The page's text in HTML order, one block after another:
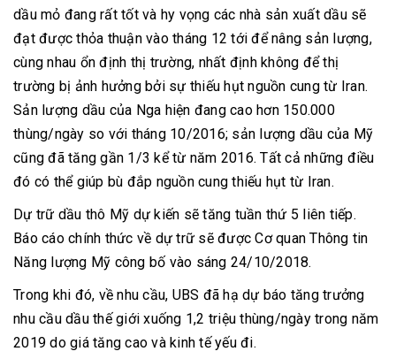
dầu mỏ đang rất tốt và hy vọng các nhà sản xuất dầu sẽ
đạt được thỏa thuận vào tháng 12 tới để nâng sản lượng,
cùng nhau ổn định thị trường, nhất định không để thị
trường bị ảnh hưởng bởi sự thiếu hụt nguồn cung từ Iran.
Sản lượng dầu của Nga hiện đang cao hơn 150.000
thùng/ngày so với tháng 10/2016; sản lượng dầu của Mỹ
cũng đã tăng gần 1/3 kể từ năm 2016. Tất cả những điều
đó có thể giúp bù đắp nguồn cung thiếu hụt từ Iran.
Dự trữ dầu thô Mỹ dự kiến sẽ tăng tuần thứ 5 liên tiếp.
Báo cáo chính thức về dự trữ sẽ được Cơ quan Thông tin
Năng lượng Mỹ công bố vào sáng 24/10/2018.
Trong khi đó, về nhu cầu, UBS đã hạ dự báo tăng trưởng
nhu cầu dầu thế giới xuống 1,2 triệu thùng/ngày trong năm
2019 do giá tăng cao và kinh tế yếu đi.